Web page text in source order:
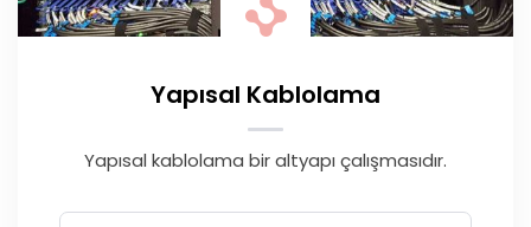
Yapısal Kablolama
Yapısal kablolama bir altyapı çalışmasıdır.